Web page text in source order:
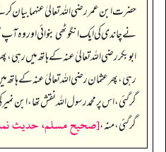
حضرت ابن عمر رضی اللہ تعالیٰ عنہما بیان
نے چاندی کی ایک انگوٹھی بنوائی اور وہ آپ
ابوبکر رضی اللہ تعالیٰ عنہ کے ہاتھ میں رہی،
رہی، پھر عثمان رضی اللہ تعالیٰ عنہ کے
گر گئی، اس پر محمد رسول اللہ نقش تھا، ابن
گر گئی، منه،[صحيح مسلم، حديث